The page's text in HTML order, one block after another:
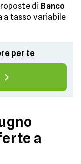
di Banco
a tasso variabile
per te
a